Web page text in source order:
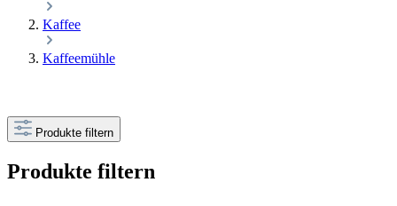
Kaffee
Kaffeemühle
Produkte filtern
Produkte filtern